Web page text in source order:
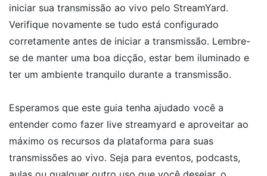
iniciar sua transmissão ao vivo pelo StreamYard.
Verifique novamente se tudo está configurado
corretamente antes de iniciar a transmissão. Lembre-
se de manter uma boa dicção, estar bem iluminado e
ter um ambiente tranquilo durante a transmissão.
Esperamos que este guia tenha ajudado você a
entender como fazer live streamyard e aproveitar ao
máximo os recursos da plataforma para suas
transmissões ao vivo. Seja para eventos, podcasts,